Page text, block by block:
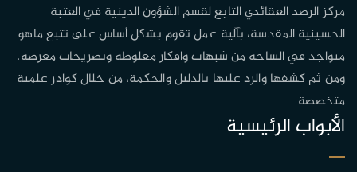
مركز الرصد العقائدي التابع لقسم الشؤون الدينية في العتبة
الحسينية المقدسة، بآلية عمل تقوم بشكل أساس على تتبع ماهو
متواجد في الساحة من شبهات وافكار مغلوطة وتصريحات مغرضة،
ومن ثم كشفها والرد عليها بالدليل والحكمة، من خلال كوادر علمية
متخصصة
الأبواب الرئيسية